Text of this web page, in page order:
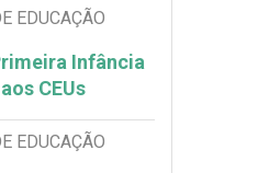
EDUCAÇÃO
Infância
CEUs
EDUCAÇÃO